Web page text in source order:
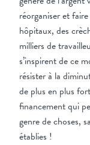
réorganiser et
hôpitaux, des
milliers de
s’inspirent de ce
résister à la
de plus en plus
financement qui
genre de choses,
établies !